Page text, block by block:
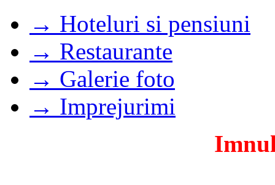
→ Hoteluri si pensiuni
→ Restaurante
→ Galerie foto
→ Imprejurimi